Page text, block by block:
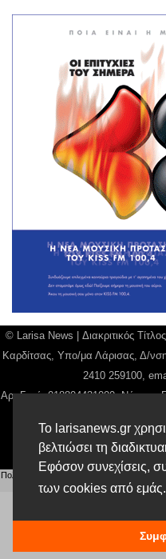
Το larisanews.gr
βελτιώσει τη
Εφόσον συνεχίσεις,
των cookies από εμάς.
© Larisa News | Διακριτικός
Καρδίτσας, Υπο/μα Λάρισας, Δ/
2410 259100,
Αρ. Γεμή: 018804431000, Νόμιμος
Παναγιώτης Φιλίππου,
Σύνταξης:
Δικαιούχος domain
Πολιτική Απορρήτου Αίτηση